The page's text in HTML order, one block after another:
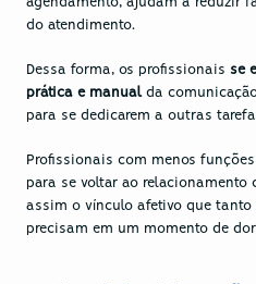
do atendimento.
Dessa forma, os profissionais se
prática e manual da
para se dedicarem a outras
Profissionais com menos
para se voltar ao relacionamento
assim o vínculo afetivo que
precisam em um momento de